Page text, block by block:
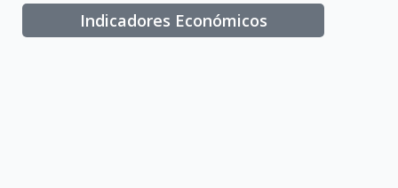
Indicadores Económicos